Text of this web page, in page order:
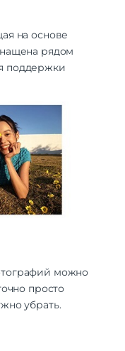
на основе
рядом
поддержки
можно
просто
убрать.